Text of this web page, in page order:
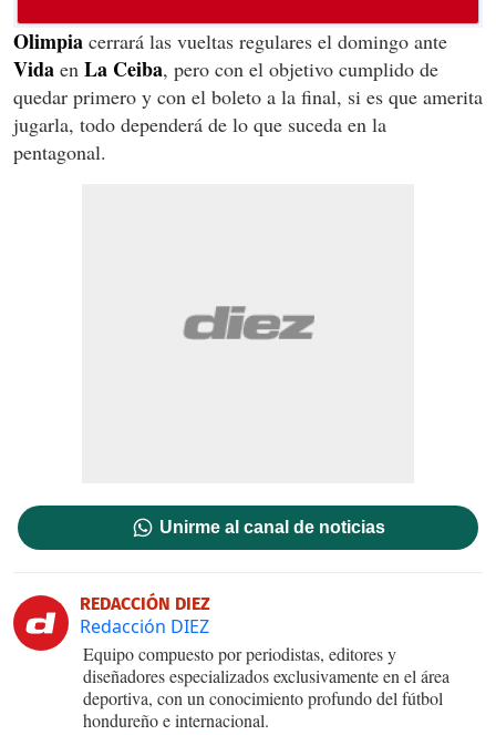
Olimpia cerrará las vueltas regulares el domingo ante
Vida en La Ceiba, pero con el objetivo cumplido de
quedar primero y con el boleto a la final, si es que amerita
jugarla, todo dependerá de lo que suceda en la
pentagonal.
Unirme al canal de noticias
REDACCIÓN DIEZ
Redacción DIEZ
Equipo compuesto por periodistas, editores y
diseñadores especializados exclusivamente en el área
deportiva, con un conocimiento profundo del fútbol
hondureño e internacional.